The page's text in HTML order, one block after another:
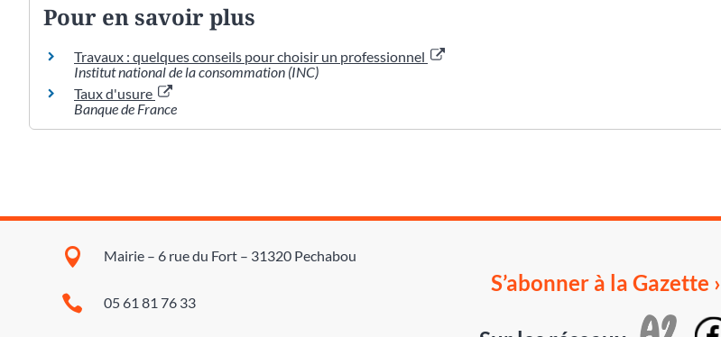
Pour en savoir plus
Travaux : quelques conseils pour choisir un professionnel
Institut national de la consommation (INC)
Taux d'usure
Banque de France
 Mairie – 6 rue du Fort – 31320 Pechabou
 05 61 81 76 33
S’abonner à la Gazette ›